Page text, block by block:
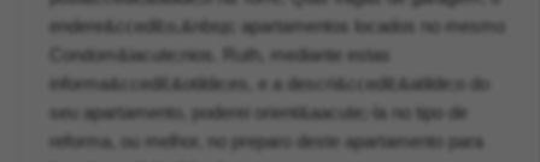
endere&ccedil;o,&nbsp; apartamentos locados no mesmo
Condom&iacute;nios. Ruth, mediante estas
informa&ccedil;&otilde;es, e a descri&ccedil;&atilde;o do
seu apartamento, poderei orient&aacute;-la no tipo de
reforma, ou melhor, no preparo deste apartamento para